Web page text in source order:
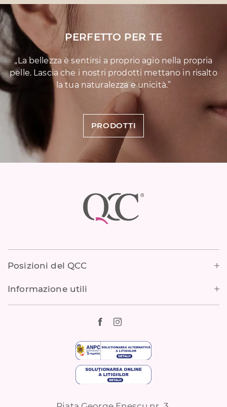
PERFETTO PER TE
„La bellezza è sentirsi a proprio agio nella propria
pelle. Lascia che i nostri prodottimettano in risalto
la tua naturalezza e unicità.”
PRODOTTI
Footer
Posizioni del QCC
Informazione utili